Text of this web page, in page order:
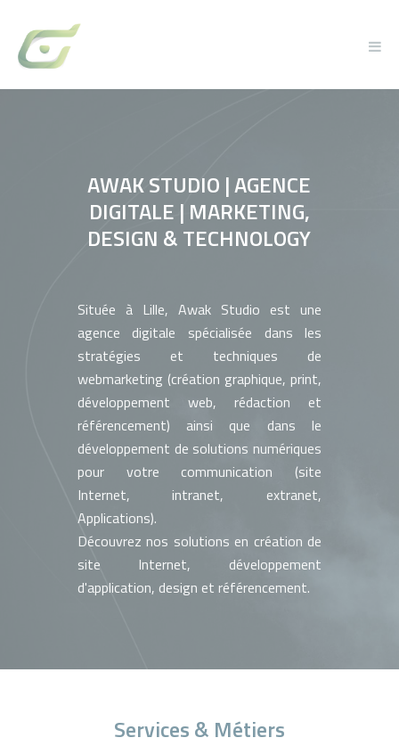
AWAK STUDIO | AGENCE
DIGITALE | MARKETING,
DESIGN & TECHNOLOGY
Située à Lille, Awak Studio est une
agence digitale spécialisée dans les
stratégies et techniques de
webmarketing (création graphique, print,
développement web, rédaction et
référencement) ainsi que dans le
développement de solutions numériques
pour votre communication (site
Internet, intranet, extranet,
Applications).
Découvrez nos solutions en création de
site Internet, développement
d'application, design et référencement.
Services & Métiers